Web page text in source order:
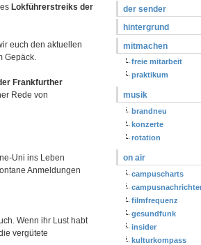
Lokführerstreiks der
euch den aktuellen
Gepäck.
Frankfurther
Rede von
Uni ins Leben
Anmeldungen
Wenn ihr Lust habt
vergütete
der sender
hintergrund
mitmachen
freie mitarbeit
praktikum
musik
brandneu
konzerte
rotation
on air
campuscharts
filmfrequenz
gesundfunk
insider
kulturkompass